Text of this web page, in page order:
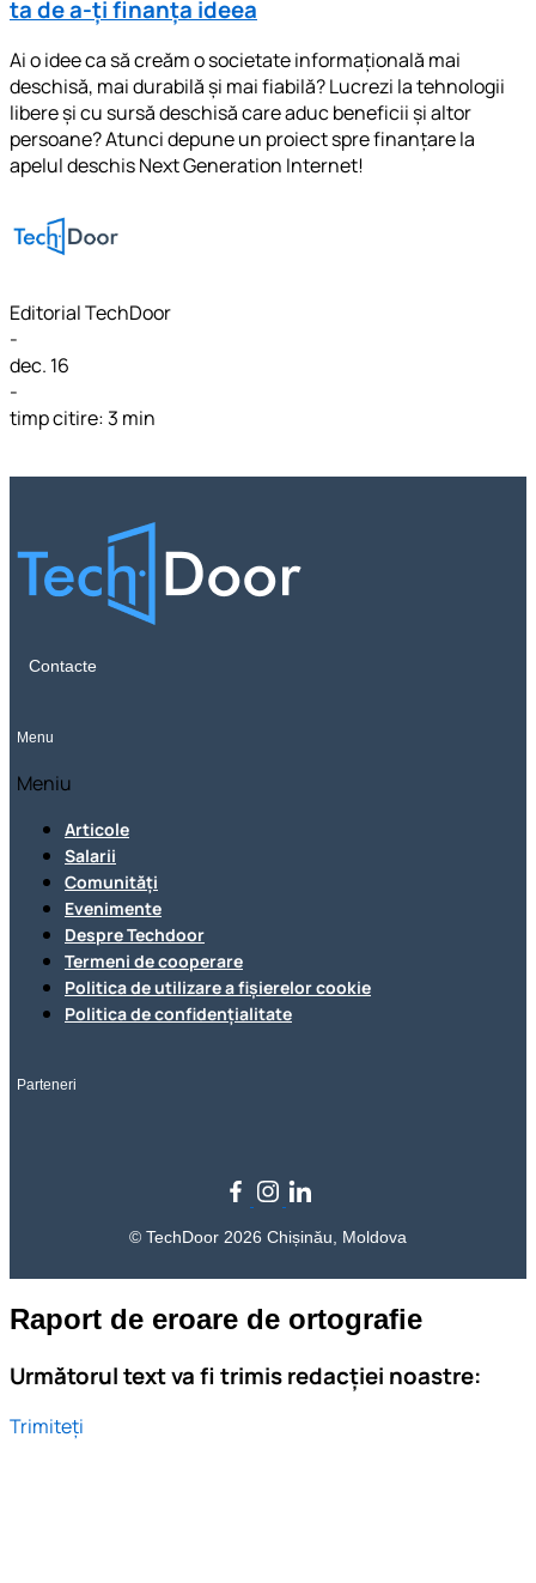
ta de a-ți finanța ideea
Ai o idee ca să creăm o societate informațională mai
deschisă, mai durabilă și mai fiabilă? Lucrezi la tehnologii
libere și cu sursă deschisă care aduc beneficii și altor
persoane? Atunci depune un proiect spre finanțare la
apelul deschis Next Generation Internet!
Editorial TechDoor
-
dec. 16
-
timp citire: 3 min
Contacte
Menu
Meniu
Articole
Salarii
Comunități
Evenimente
Despre Techdoor
Termeni de cooperare
Politica de utilizare a fișierelor cookie
Politica de confidențialitate
Parteneri
© TechDoor 2026 Chișinău, Moldova
Raport de eroare de ortografie
Următorul text va fi trimis redacției noastre:
Trimiteți